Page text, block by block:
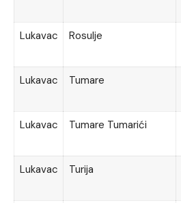
Lukavac
Rosulje
Lukavac
Tumare
Lukavac
Tumare Tumarići
Lukavac
Turija